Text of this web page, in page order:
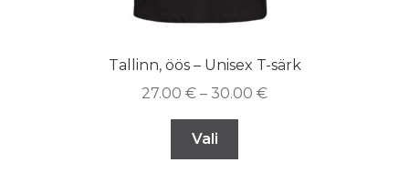
Tallinn, öös – Unisex T-särk
27.00 € – 30.00 €
Vali